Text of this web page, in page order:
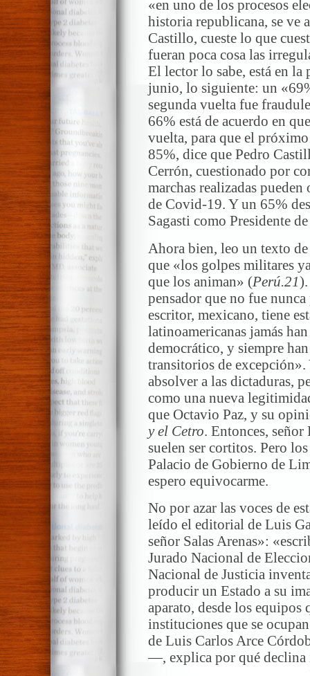
«en uno de los procesos
historia republicana, se ve
Castillo, cueste lo que
fueran poca cosa las
El lector lo sabe, está en la
junio, lo siguiente: un
segunda vuelta fue
66% está de acuerdo en
vuelta, para que el
85%, dice que Pedro
Cerrón, cuestionado por
marchas realizadas
de Covid-19. Y un 65%
Sagasti como Presidente
Ahora bien, leo un texto
que «los golpes militares
que los animan» (Perú.21
pensador que no fue
escritor, mexicano, tiene
latinoamericanas jamás
democrático, y siempre
transitorios de
absolver a las dictaduras,
como una nueva
que Octavio Paz, y su
y el Cetro. Entonces, señor
suelen ser cortitos. Pero
Palacio de Gobierno de
espero equivocarme.
No por azar las voces de
leído el editorial de Luis
señor Salas Arenas»:
Jurado Nacional de
Nacional de Justicia
producir un Estado a su
aparato, desde los equipos
instituciones que se
de Luis Carlos Arce
—, explica por qué declina